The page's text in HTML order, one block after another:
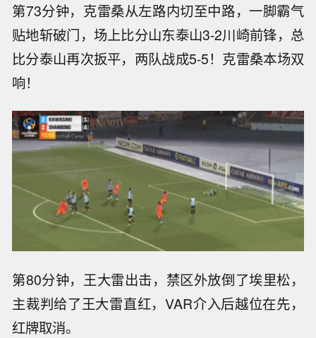
第73分钟，克雷桑从左路内切至中路，一脚霸气
贴地斩破门，场上比分山东泰山3-2川崎前锋，总
比分泰山再次扳平，两队战成5-5！克雷桑本场双
响！
第80分钟，王大雷出击，禁区外放倒了埃里松，
主裁判给了王大雷直红，VAR介入后越位在先，
红牌取消。